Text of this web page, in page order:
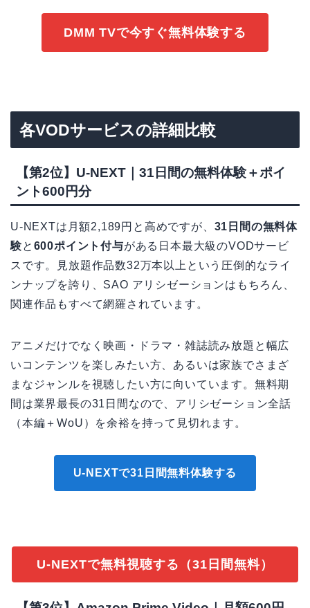
DMM TVで今すぐ無料体験する
各VODサービスの詳細比較
【第2位】U-NEXT｜31日間の無料体験＋ポイ
ント600円分
U-NEXTは月額2,189円と高めですが、 31日間の無料体
験と 600ポイント付与がある日本最大級のVODサービ
スです。見放題作品数32万本以上という圧倒的なライ
ンナップを誇り、SAO アリシゼーションはもちろん、
関連作品もすべて網羅されています。
アニメだけでなく映画・ドラマ・雑誌読み放題と幅広
いコンテンツを楽しみたい方、あるいは家族でさまざ
まなジャンルを視聴したい方に向いています。無料期
間は業界最長の31日間なので、アリシゼーション全話
（本編＋WoU）を余裕を持って見切れます。
U-NEXTで31日間無料体験する
U-NEXTで無料視聴する（31日間無料）